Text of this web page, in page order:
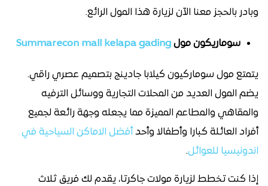
وبادر بالحجز معنا الآن لزيارة هذا المول الرائع.
سوماريكون مول Summarecon mall kelapa gading
يتمتع مول سوماركيون كيلابا جادينج بتصميم عصري راقي.
يضم المول العديد من المحلات التجارية ووسائل الترفيه
والمقاهي والمطاعم المميزة مما يجعله وجهة رائعة لجميع
أفراد العائلة كبارا وأطفالا وأحدأفضل الاماكن السياحية في
اندونيسيا للعوائل.
إذا كنت تخطط لزيارة مولات جاكرتا، يقدم لك فريق ثلاث